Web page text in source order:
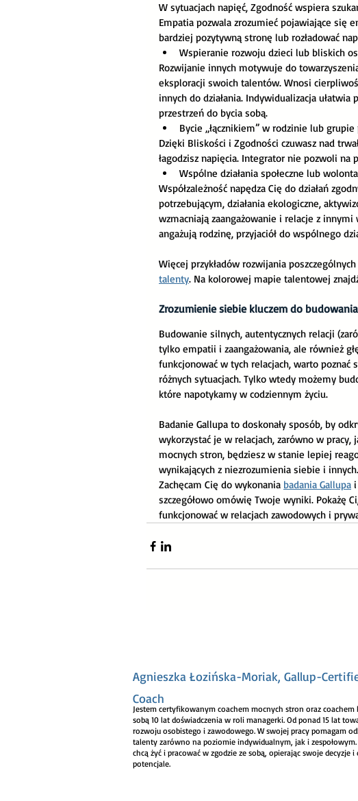
W sytuacjach napięć, Zgodność wspiera
Empatia pozwala zrozumieć pojawiające się
bardziej pozytywną stronę lub rozładować
Wspieranie rozwoju dzieci lub bliskich
Rozwijanie innych motywuje do
eksploracji swoich talentów. Wnosi
innych do działania. Indywidualizacja
przestrzeń do bycia sobą.
Bycie „łącznikiem” w rodzinie lub grupie
Dzięki Bliskości i Zgodności czuwasz nad
łagodzisz napięcia. Integrator nie pozwoli na
Wspólne działania społeczne lub
Współzależność napędza Cię do działań
potrzebującym, działania ekologiczne,
wzmacniają zaangażowanie i relacje z
angażują rodzinę, przyjaciół do wspólnego
Więcej przykładów rozwijania
talenty. Na kolorowej mapie talentowej
Zrozumienie siebie kluczem do
Budowanie silnych, autentycznych relacji
tylko empatii i zaangażowania, ale również
funkcjonować w tych relacjach, warto
różnych sytuacjach. Tylko wtedy możemy
które napotykamy w codziennym życiu.
Badanie Gallupa to doskonały sposób, by
wykorzystać je w relacjach, zarówno w
mocnych stron, będziesz w stanie lepiej
wynikających z niezrozumienia siebie i innych.
Zachęcam Cię do wykonania badania Gallupa
szczegółowo omówię Twoje wyniki. Pokażę
funkcjonować w relacjach zawodowych i
Agnieszka Łozińska-Moriak, Gallup-
Coach
Jestem certyfikowanym coachem mocnych stron oraz coachem
sobą 10 lat doświadczenia w roli managerki. Od ponad 15 lat
rozwoju osobistego i zawodowego. W swojej pracy pomagam
talenty zarówno na poziomie indywidualnym, jak i
chcą żyć i pracować w zgodzie ze sobą, opierając swoje decyzje i
potencjale.